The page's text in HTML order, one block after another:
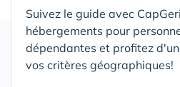
Suivez le guide avec
hébergements pour
dépendantes et profitez
vos critères géographiques!